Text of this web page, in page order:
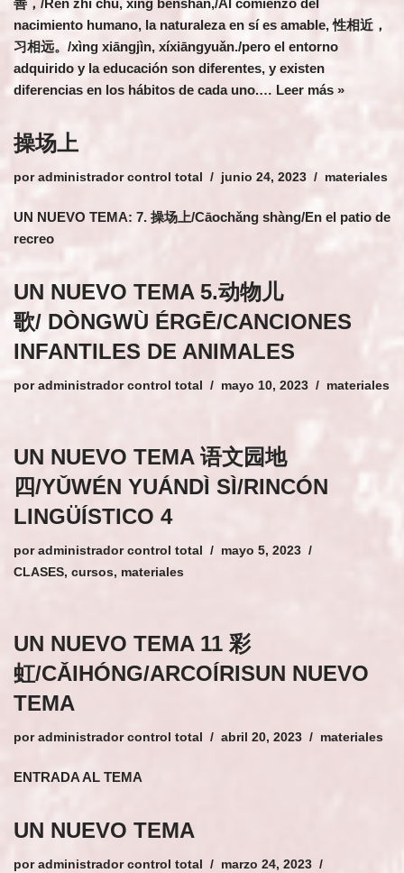
善，/Rén zhī chū, xìng běnshàn,/Al comienzo del
nacimiento humano, la naturaleza en sí es amable, 性相近，
习相远。/xìng xiāngjìn, xíxiāngyuǎn./pero el entorno
adquirido y la educación son diferentes, y existen
diferencias en los hábitos de cada uno.… Leer más »
操场上
por administrador control total junio 24, 2023 materiales
UN NUEVO TEMA: 7. 操场上/Cāochǎng shàng/En el patio de
recreo
UN NUEVO TEMA 5.动物儿
歌/ DÒNGWÙ ÉRGĒ/CANCIONES
INFANTILES DE ANIMALES
por administrador control total mayo 10, 2023 materiales
UN NUEVO TEMA 语文园地
四/YǓWÉN YUÁNDÌ SÌ/RINCÓN
LINGÜÍSTICO 4
por administrador control total
mayo 5, 2023
CLASES, cursos, materiales
UN NUEVO TEMA 11 彩
虹/CǍIHÓNG/ARCOÍRISUN NUEVO
TEMA
por administrador control total abril 20, 2023 materiales
ENTRADA AL TEMA
UN NUEVO TEMA
por administrador control total
marzo 24, 2023